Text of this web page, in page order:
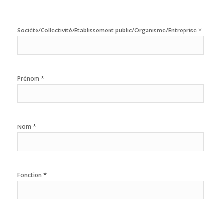
Société/Collectivité/Etablissement public/Organisme/Entreprise*
Prénom *
Nom *
Fonction *